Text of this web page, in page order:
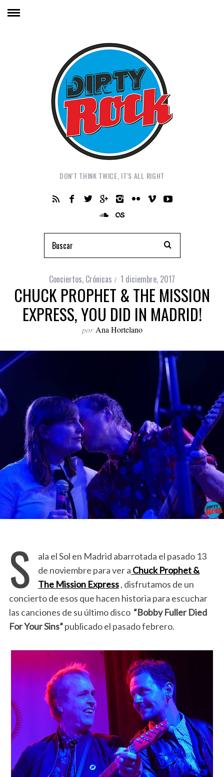
DON'T THINK TWICE, IT'S ALL RIGHT
Conciertos, Crónicas 1 diciembre, 2017
CHUCK PROPHET & THE MISSION
EXPRESS, YOU DID IN MADRID!
por Ana Hortelano
S
ala el Sol en Madrid abarrotada el pasado 13
de noviembre para ver a Chuck Prophet &
The Mission Express, disfrutamos de un
concierto de esos que hacen historia para escuchar
las canciones de su último disco “Bobby Fuller Died
For Your Sins”publicado el pasado febrero.